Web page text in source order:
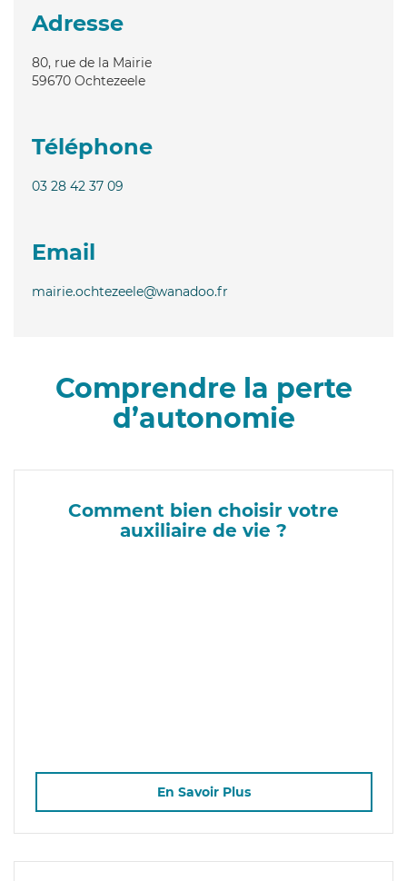
Adresse
80, rue de la Mairie
59670 Ochtezeele
Téléphone
03 28 42 37 09
Email
mairie.ochtezeele@wanadoo.fr
Comprendre la perte
d’autonomie
Comment bien choisir votre
auxiliaire de vie ?
En Savoir Plus